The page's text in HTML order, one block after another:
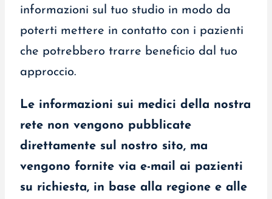
informazioni sul tuo studio in modo da
poterti mettere in contatto con i pazienti
che potrebbero trarre beneficio dal tuo
approccio.
Le informazioni sui medici della nostra
rete non vengono pubblicate
direttamente sul nostro sito, ma
vengono fornite via e-mail ai pazienti
su richiesta, in base alla regione e alle